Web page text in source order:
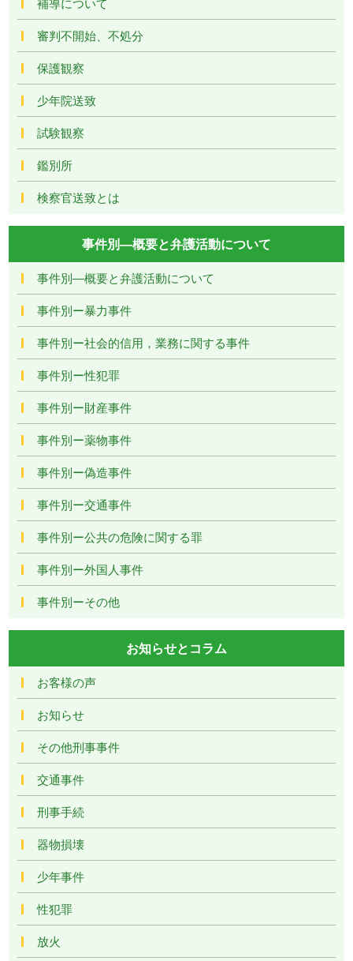
審判不開始、不処分
保護観察
少年院送致
試験観察
鑑別所
検察官送致とは
事件別―概要と弁護活動について
事件別―概要と弁護活動について
事件別ー暴力事件
事件別ー社会的信用，業務に関する事件
事件別ー性犯罪
事件別ー財産事件
事件別ー薬物事件
事件別ー偽造事件
事件別ー交通事件
事件別ー公共の危険に関する罪
事件別ー外国人事件
事件別ーその他
お知らせとコラム
お客様の声
お知らせ
その他刑事事件
交通事件
刑事手続
器物損壊
少年事件
性犯罪
放火